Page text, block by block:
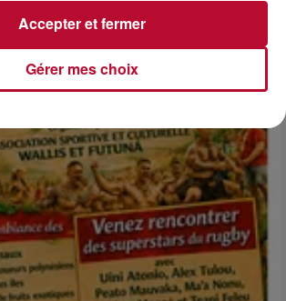
l'été dernier, le spectacle « Le Rêve
illuminer l'amphithéâtre romain les 6,
nocturne...
Gérer mes choix
Accepter et fermer